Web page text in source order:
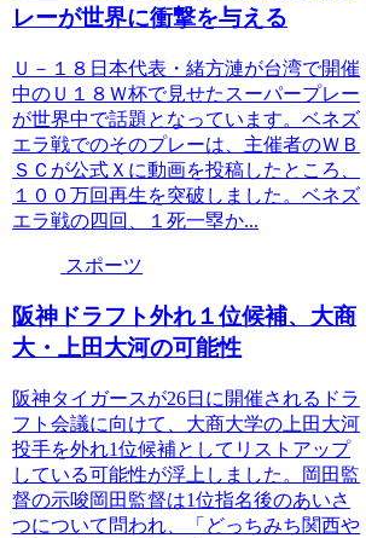
レーが世界に衝撃を与える
Ｕ－１８日本代表・緒方漣が台湾で開催
中のＵ１８Ｗ杯で見せたスーパープレー
が世界中で話題となっています。ベネズ
エラ戦でのそのプレーは、主催者のＷＢ
ＳＣが公式Ｘに動画を投稿したところ、
１００万回再生を突破しました。ベネズ
エラ戦の四回、１死一塁か...
スポーツ
阪神ドラフト外れ１位候補、大商
大・上田大河の可能性
阪神タイガースが26日に開催されるドラ
フト会議に向けて、大商大学の上田大河
投手を外れ1位候補としてリストアップ
している可能性が浮上しました。岡田監
督の示唆岡田監督は1位指名後のあいさ
つについて問われ、「どっちみち関西や